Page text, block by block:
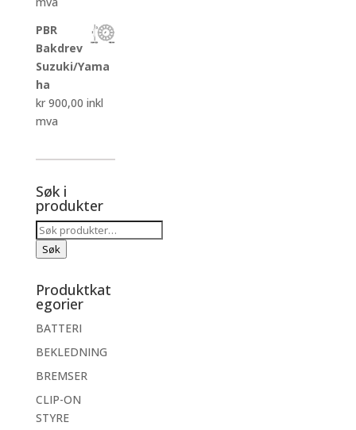
PBR
Bakdrev
Suzuki/Yama
ha
kr900,00 inkl
mva
Søk i
produkter
Søk
etter:
Søk
Produktkat
egorier
BATTERI
BEKLEDNING
BREMSER
CLIP-ON
STYRE